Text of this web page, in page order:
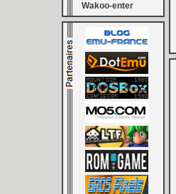
Wakoo-enter